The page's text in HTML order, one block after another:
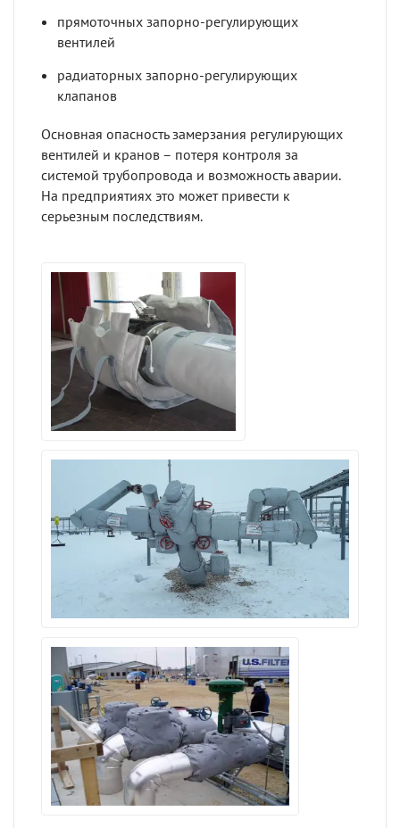
прямоточных запорно-регулирующих
вентилей
радиаторных запорно-регулирующих
клапанов
Основная опасность замерзания регулирующих
вентилей и кранов – потеря контроля за
системой трубопровода и возможность аварии.
На предприятиях это может привести к
серьезным последствиям.